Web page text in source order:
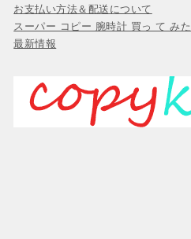
お支払い方法＆配送について
スーパー コピー 腕時計 買っ て みた
最新情報